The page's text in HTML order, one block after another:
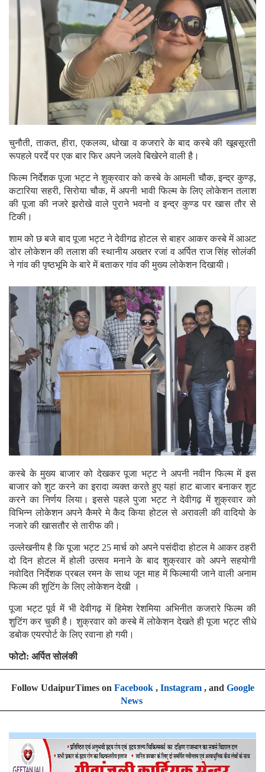
चुनौती, ताकत, हीरा, एकलव्य, धोखा व कजरारे के बाद कस्बे की खूबसूरती
रूपहले परर्दे पर एक बार फिर अपने जलवे बिखेरने वाली है।
फिल्म निर्देशक पूजा भट्ट ने शुक्रवार को कस्बे के आमली चौक, इन्द्र कुण्ड़,
कटारिया सहरी, सिरोया चौक, में अपनी भावी फिल्म के लिए लोकेशन तलाश
की पूजा की नजरे झरोखे वाले पुराने भवनो व इन्द्र कुण्ड पर खास तौर से
टिकी।
शाम को छ बजे बाद पूजा भट्ट ने देवीगढ होटल से बाहर आकर कस्बे में आअट
डोर लोकेशन की तलाश की स्थानीय अख्तर रजां व अर्पित राज सिंह सोलंकी
ने गांव की पृष्ठभूमि के बारे में बताकर गांव की मुख्य लोकेशन दिखायी।
कस्बे के मुख्य बाजार को देखकर पूजा भट्ट ने अपनी नवीन फिल्म में इस
बाजार को शुट करने का इरादा व्यक्त करते हुए यहां हाट बाजार बनाकर शुट
करने का निर्णय लिया। इससे पहले पुजा भट्ट ने देवीगढ़ में शुक्रवार को
विभिन्न लोकेशन अपने कैमरे मे कैद किया होटल से अरावली की वादियो के
नजारे की खासतौर से तारीफ की।
उल्लेखनीय है कि पूजा भट्ट 25 मार्च को अपने पसंदीदा होटल मे आकर ठहरी
दो दिन होटल में होली उत्सव मनाने के बाद शुक्रवार को अपने सहयोगी
नवोदित निर्देशक प्रबल रमन के साथ जून माह में फिल्मायी जाने वाली अनाम
फिल्म की शुटिंग के लिए लोकेशन देखी ।
पूजा भट्ट पूर्व में भी देवीगढ़ में हिमेश रेशमिया अभिनीत कजरारे फिल्म की
शुटिंग कर चुकी है। शुक्रवार को कस्बे में लोकेशन देखते ही पूजा भट्ट सीधे
डबोक एयरपोर्ट के लिए रवाना हो गयी।
फोटो: अर्पित सोलंकी
Follow UdaipurTimes on Facebook, Instagram, and Google
News